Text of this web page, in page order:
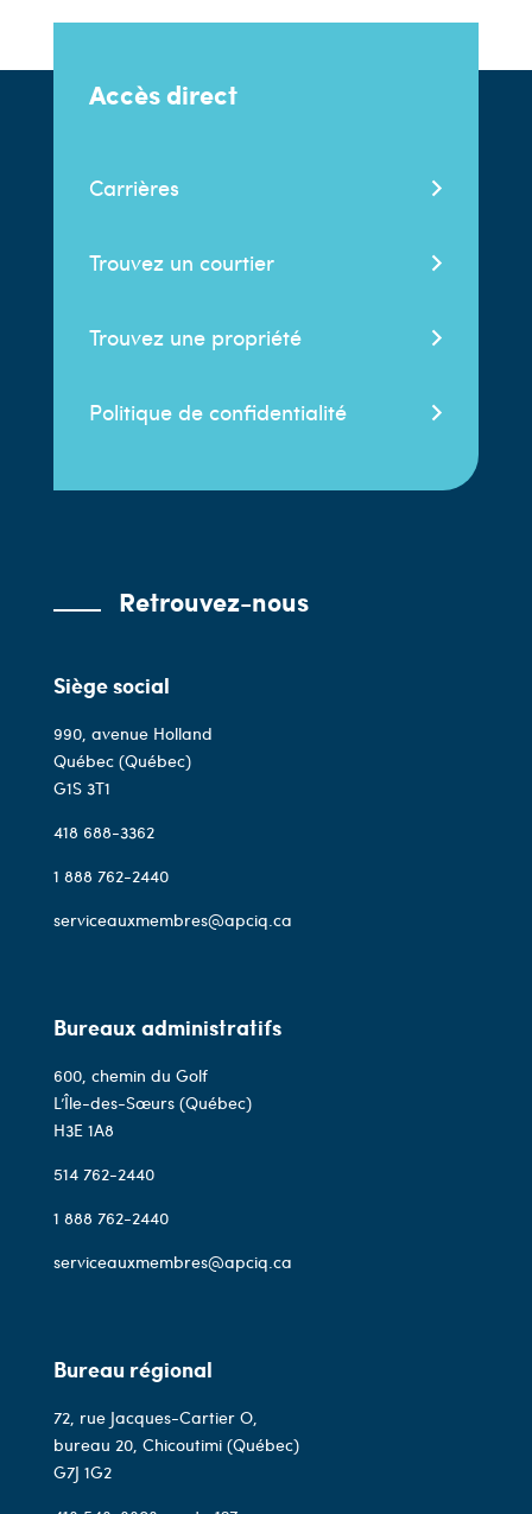
Accès direct
Carrières
Trouvez un courtier
Trouvez une propriété
Politique de confidentialité
Retrouvez-nous
Siège social
990, avenue Holland
Québec (Québec)
G1S 3T1
418 688-3362
1 888 762-2440
serviceauxmembres@apciq.ca
Bureaux administratifs
600, chemin du Golf
L’Île-des-Sœurs (Québec)
H3E 1A8
514 762-2440
1 888 762-2440
serviceauxmembres@apciq.ca
Bureau régional
72, rue Jacques-Cartier O,
bureau 20, Chicoutimi (Québec)
G7J 1G2